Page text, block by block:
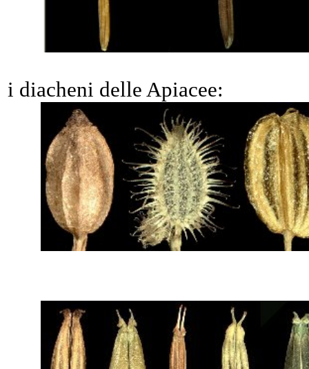
i diacheni delle Apiacee: